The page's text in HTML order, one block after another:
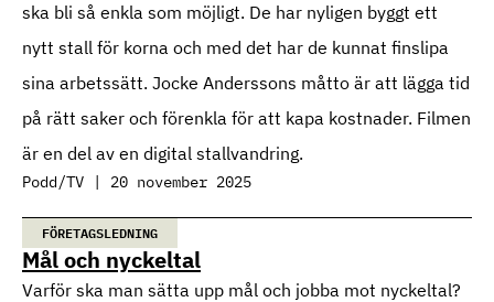
ska bli så enkla som möjligt. De har nyligen byggt ett
nytt stall för korna och med det har de kunnat finslipa
sina arbetssätt. Jocke Anderssons måtto är att lägga tid
på rätt saker och förenkla för att kapa kostnader. Filmen
är en del av en digital stallvandring.
Podd/TV | 20 november 2025
FÖRETAGSLEDNING
Mål och nyckeltal
Varför ska man sätta upp mål och jobba mot nyckeltal?